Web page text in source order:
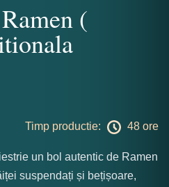
(
Timp productie: 48 ore
un bol autentic de Ramen
suspendați și bețișoare,